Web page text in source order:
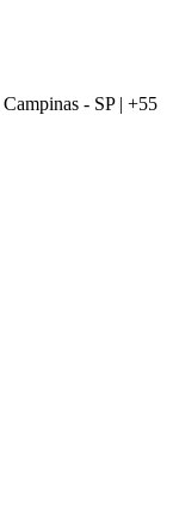
Campinas - SP | +55